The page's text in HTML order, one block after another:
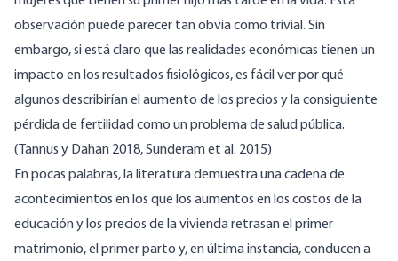
observación puede parecer tan obvia como trivial. Sin
embargo, si está claro que las realidades económicas tienen un
impacto en los resultados fisiológicos, es fácil ver por qué
algunos describirían el aumento de los precios y la consiguiente
pérdida de fertilidad como un problema de salud pública.
(Tannus y Dahan 2018, Sunderam et al. 2015)
En pocas palabras, la literatura demuestra una cadena de
acontecimientos en los que los aumentos en los costos de la
educación y los precios de la vivienda retrasan el primer
matrimonio, el primer parto y, en última instancia, conducen a